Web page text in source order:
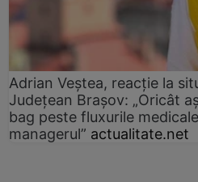
Adrian Veștea, reacție la
Județean Brașov: „Oricât
bag peste fluxurile
managerul” actualitate.net